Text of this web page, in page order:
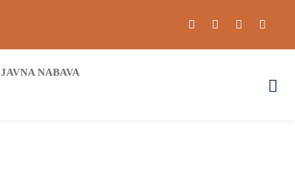
JAVNA NABAVA